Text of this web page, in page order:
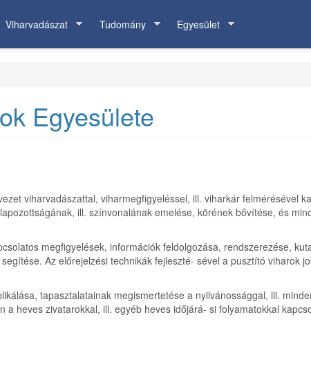
Viharvadászat Tudomány Egyesület
Egyesülete
viharvadászattal, viharmegfigyeléssel, ill. viharkár felmérésével
ill. színvonalának emelése, körének bővítése, és
megfigyelések, információk feldolgozása, rendszerezése,
Az előrejelzési technikák fejleszté- sével a pusztító viharok
tapasztalatainak megismertetése a nyilvánossággal, ill.
heves zivatarokkal, ill. egyéb heves időjárá- si folyamatokkal